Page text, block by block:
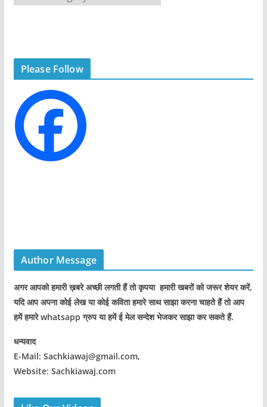
e
s
Please Follow
Author Message
अगर आपको हमारी ख़बरे अच्छी लगती हैं तो कृपया हमारी खबरों को जरूर शेयर करें,
यदि आप अपना कोई लेख या कोई कविता हमारे साथ साझा करना चाहते हैं तो आप
हमें हमारे whatsapp ग्रुप या हमें ई मेल सन्देश भेजकर साझा कर सकते हैं.
धन्यवाद
E-Mail: Sachkiawaj@gmail.com,
Website: Sachkiawaj.com